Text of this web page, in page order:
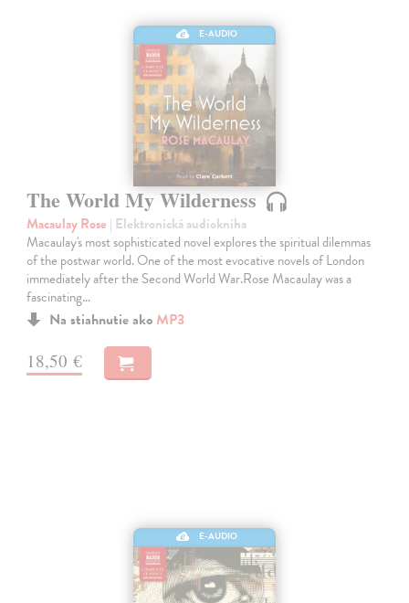
E-AUDIO
The World My Wilderness
Macaulay Rose | Elektronická audiokniha
Macaulay's most sophisticated novel explores the spiritual dilemmas
of the postwar world. One of the most evocative novels of London
immediately after the Second World War.Rose Macaulay was a
fascinating…
Na stiahnutie ako MP3
18,50 €
E-AUDIO